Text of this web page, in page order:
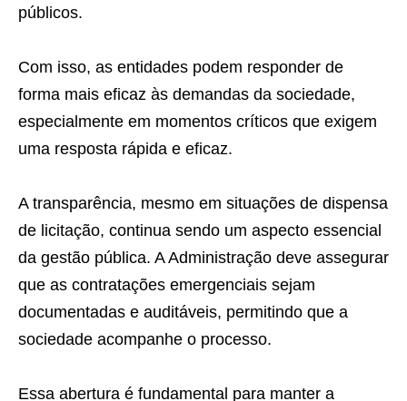
públicos.
Com isso, as entidades podem responder de
forma mais eficaz às demandas da sociedade,
especialmente em momentos críticos que exigem
uma resposta rápida e eficaz.
A transparência, mesmo em situações de dispensa
de licitação, continua sendo um aspecto essencial
da gestão pública. A Administração deve assegurar
que as contratações emergenciais sejam
documentadas e auditáveis, permitindo que a
sociedade acompanhe o processo.
Essa abertura é fundamental para manter a